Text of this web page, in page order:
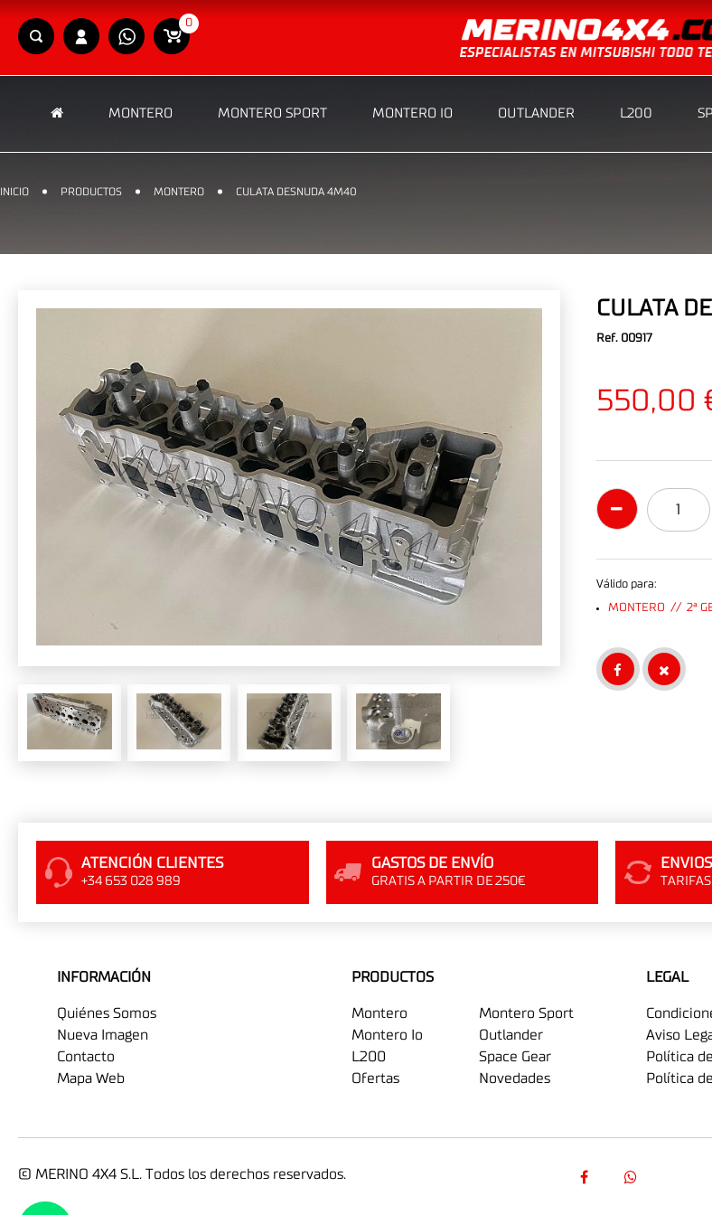
0
MONTERO MONTERO SPORT MONTERO IO OUTLANDER L200
INICIO PRODUCTOS MONTERO CULATA DESNUDA 4M40
CULATA
Ref. 00917
550,00
Válido para:
MONTERO // 2ª
ATENCIÓN CLIENTES
+34 653 028 989
GASTOS DE ENVÍO
GRATIS A PARTIR DE 250€
INFORMACIÓN
Quiénes Somos
Nueva Imagen
Contacto
Mapa Web
PRODUCTOS
Montero
Montero Sport
Montero Io
Outlander
L200
Space Gear
Ofertas
Novedades
LEGAL
Aviso
Política
Política
© MERINO 4X4 S.L. Todos los derechos reservados.